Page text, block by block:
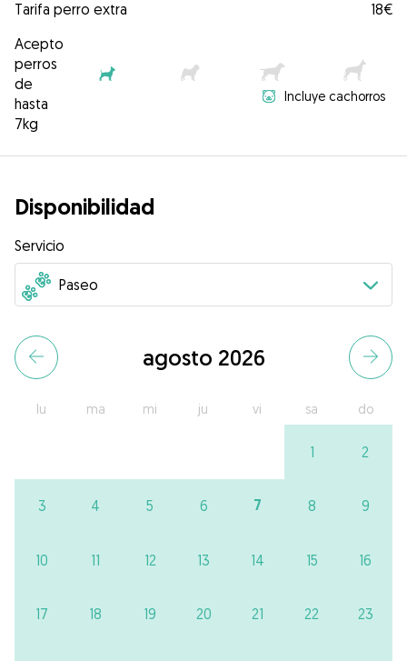
Tarifa perro extra
18€
Acepto
perros
de
hasta
7kg
Incluye cachorros
Disponibilidad
Servicio
agosto 2026
lu ma mi ju vi sa do
1 2
3 4 5 6 7 8 9
10 11 12 13 14 15 16
17 18 19 20 21 22 23